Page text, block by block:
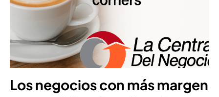
Los negocios con más margen